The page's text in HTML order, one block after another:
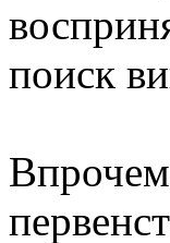
поиск